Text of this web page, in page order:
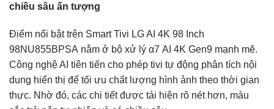
chiều sâu ấn tượng
Điểm nổi bật trên Smart Tivi LG AI 4K 98 Inch
98NU855BPSA nằm ở bộ xử lý α7 AI 4K Gen9 mạnh mẽ.
Công nghệ AI tiên tiến cho phép tivi tự động phân tích nội
dung hiển thị để tối ưu chất lượng hình ảnh theo thời gian
thực. Nhờ đó, các chi tiết được tái hiện rõ nét hơn, màu